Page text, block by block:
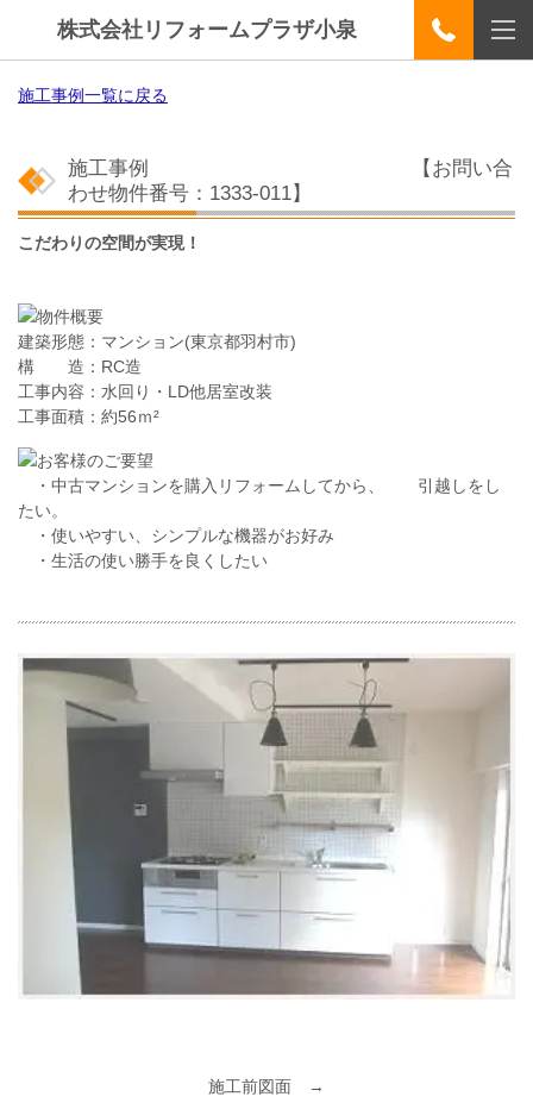
株式会社リフォームプラザ小泉
施工事例一覧に戻る
施工事例
【お問い合
わせ物件番号：1333-011】
こだわりの空間が実現！
建築形態：マンション(東京都羽村市)
構 造：RC造
工事内容：水回り・LD他居室改装
工事面積： 約56ｍ²
・中古マンションを購入リフォームしてから、 引越しをし
たい。
・使いやすい、シンプルな機器がお好み
・生活の使い勝手を良くしたい
施工前図面 →